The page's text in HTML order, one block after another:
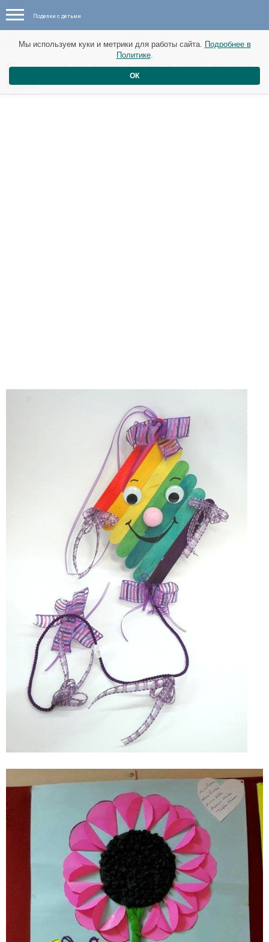
Поделки с детьми
Поделки с детьми - идеи - 06 марта
Весенние поделки для детей. яркие
идеи
Мы используем куки и метрики для работы сайта. Подробнее в
Политике.
ОК